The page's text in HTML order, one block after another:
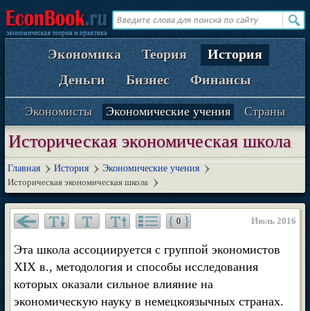
Экономика Теория
История
Деньги
Бизнес Финансы
Экономисты Экономические учения Страны
Историческая экономическая школа
Главная История
Экономические учения
Историческая экономическая школа
0 Июль 2016
Эта школа ассоциируется с группой экономистов
XIX в., методология и способы исследования
которых оказали сильное влияние на
экономическую науку в немецкоязычных странах.